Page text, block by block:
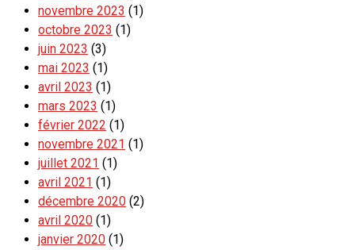
novembre 2023 (1)
octobre 2023 (1)
juin 2023 (3)
mai 2023 (1)
avril 2023 (1)
mars 2023 (1)
février 2022 (1)
novembre 2021 (1)
juillet 2021 (1)
avril 2021 (1)
décembre 2020 (2)
avril 2020 (1)
janvier 2020 (1)